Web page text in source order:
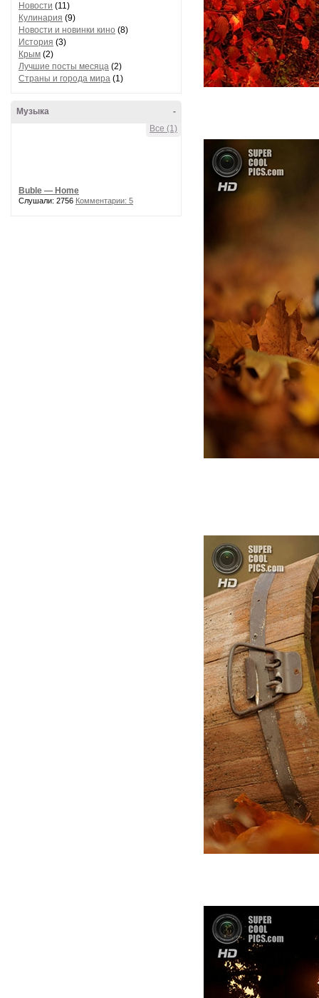
Новости (11)
Кулинария (9)
Новости и новинки кино (8)
История (3)
Крым (2)
Лучшие посты месяца (2)
Страны и города мира (1)
-
Музыка
Все (1)
Buble — Home
Слушали: 2756 Комментарии: 5